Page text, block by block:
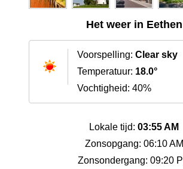
Het weer in Eethen
Voorspelling: Clear sky
Temperatuur: 18.0°
Vochtigheid: 40%
Lokale tijd: 03:55 AM
Zonsopgang: 06:10 AM
Zonsondergang: 09:20